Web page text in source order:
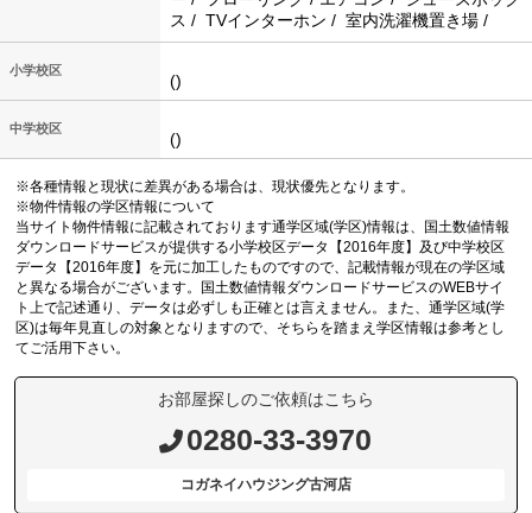
ス / TVインターホン / 室内洗濯機置き場 /
小学校区
()
中学校区
()
※各種情報と現状に差異がある場合は、現状優先となります。
※物件情報の学区情報について
当サイト物件情報に記載されております通学区域(学区)情報は、国土数値情報
ダウンロードサービスが提供する小学校区データ【2016年度】及び中学校区
データ【2016年度】を元に加工したものですので、記載情報が現在の学区域
と異なる場合がございます。国土数値情報ダウンロードサービスのWEBサイ
ト上で記述通り、データは必ずしも正確とは言えません。また、通学区域(学
区)は毎年見直しの対象となりますので、そちらを踏まえ学区情報は参考とし
てご活用下さい。
お部屋探しのご依頼はこちら
0280-33-3970
コガネイハウジング古河店